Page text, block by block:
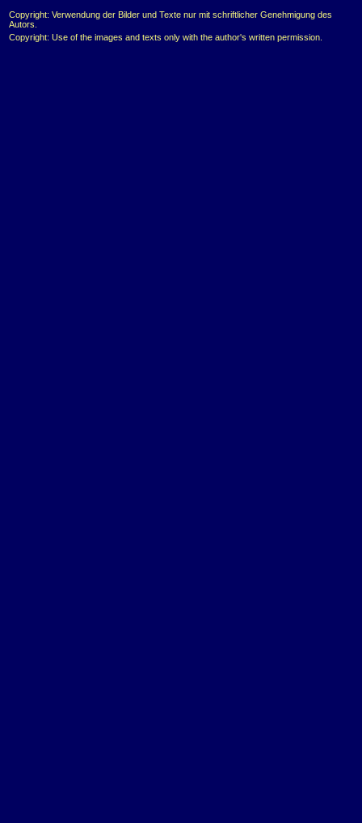
Copyright: Verwendung der Bilder und Texte nur mit schriftlicher Genehmigung des
Autors.
Copyright: Use of the images and texts only with the author's written permission.